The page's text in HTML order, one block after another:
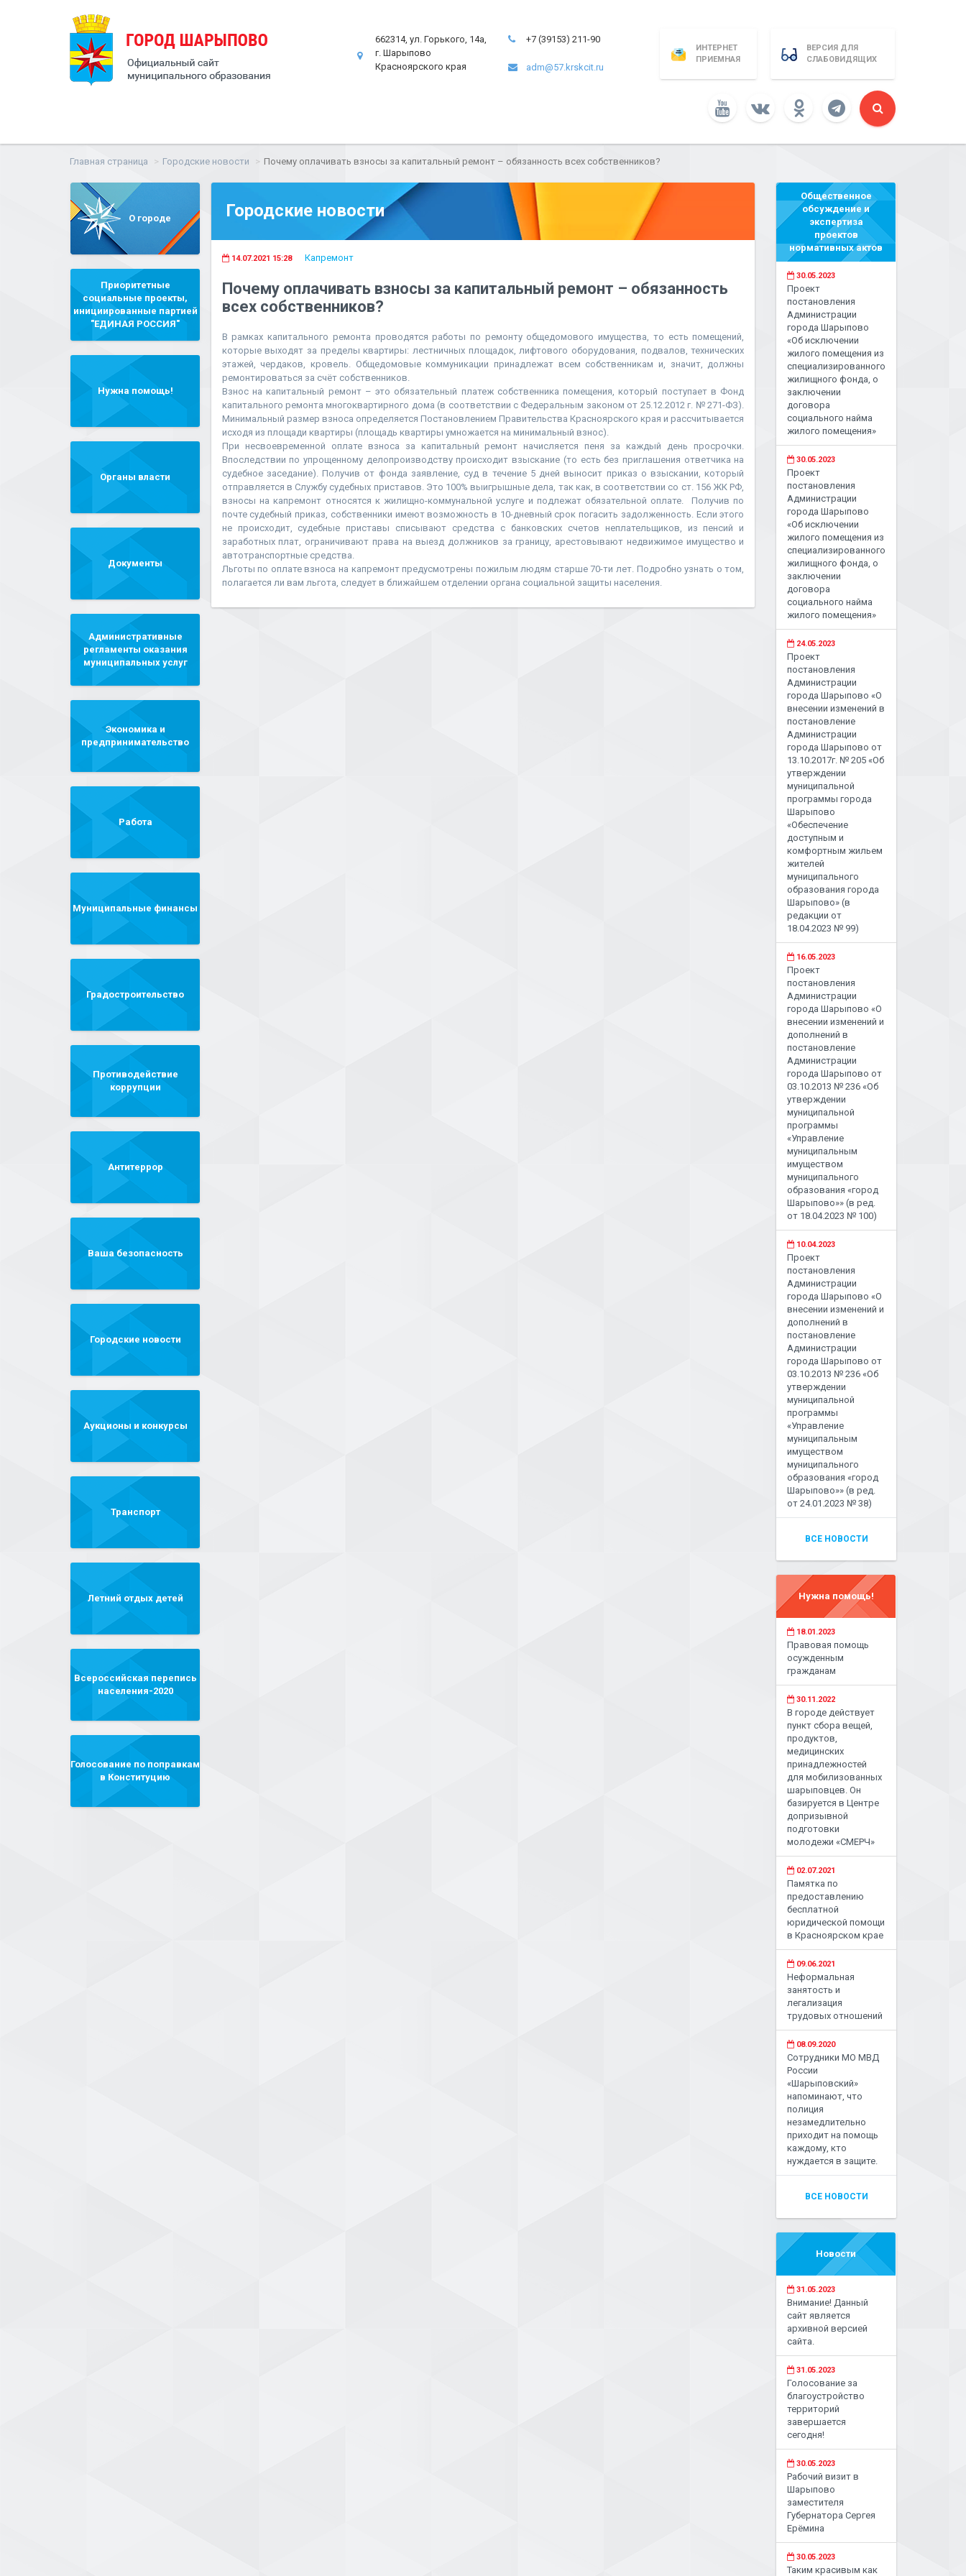
662314, ул. Горького, 14а,
г. Шарыпово
Красноярского края
+7 (39153) 211-90
adm@57.krskcit.ru
ИНТЕРНЕТ
ПРИЕМНАЯ
ВЕРСИЯ ДЛЯ
СЛАБОВИДЯЩИХ
Главная страница Городские новости Почему оплачивать взносы за капитальный ремонт – обязанность всех собственников?
О городе
Приоритетные
социальные проекты,
инициированные партией
"ЕДИНАЯ РОССИЯ"
Нужна помощь!
Органы власти
Документы
Административные
регламенты оказания
муниципальных услуг
Экономика и
предпринимательство
Работа
Муниципальные финансы
Градостроительство
Противодействие
коррупции
Антитеррор
Ваша безопасность
Городские новости
Аукционы и конкурсы
Транспорт
Летний отдых детей
Всероссийская перепись
населения-2020
Голосование по поправкам
в Конституцию
Городские новости
14.07.2021 15:28 Капремонт
Почему оплачивать взносы за капитальный ремонт – обязанность
всех собственников?
В рамках капитального ремонта проводятся работы по ремонту общедомового имущества, то есть помещений,
которые выходят за пределы квартиры: лестничных площадок, лифтового оборудования, подвалов, технических
этажей, чердаков, кровель. Общедомовые коммуникации принадлежат всем собственникам и, значит, должны
ремонтироваться за счёт собственников.
Взнос на капитальный ремонт – это обязательный платеж собственника помещения, который поступает в Фонд
капитального ремонта многоквартирного дома (в соответствии с Федеральным законом от 25.12.2012 г. № 271-ФЗ).
Минимальный размер взноса определяется Постановлением Правительства Красноярского края и рассчитывается
исходя из площади квартиры (площадь квартиры умножается на минимальный взнос).
При несвоевременной оплате взноса за капитальный ремонт начисляется пеня за каждый день просрочки.
Впоследствии по упрощенному делопроизводству происходит взыскание (то есть без приглашения ответчика на
судебное заседание). Получив от фонда заявление, суд в течение 5 дней выносит приказ о взыскании, который
отправляется в Службу судебных приставов. Это 100% выигрышные дела, так как, в соответствии со ст. 156 ЖК РФ,
взносы на капремонт относятся к жилищно-коммунальной услуге и подлежат обязательной оплате. Получив по
почте судебный приказ, собственники имеют возможность в 10-дневный срок погасить задолженность. Если этого
не происходит, судебные приставы списывают средства с банковских счетов неплательщиков, из пенсий и
заработных плат, ограничивают права на выезд должников за границу, арестовывают недвижимое имущество и
автотранспортные средства.
Льготы по оплате взноса на капремонт предусмотрены пожилым людям старше 70-ти лет. Подробно узнать о том,
полагается ли вам льгота, следует в ближайшем отделении органа социальной защиты населения.
Общественное
обсуждение и
экспертиза
проектов
нормативных актов
30.05.2023
Проект
постановления
Администрации
города Шарыпово
«Об исключении
жилого помещения из
специализированного
жилищного фонда, о
заключении
договора
социального найма
жилого помещения»
30.05.2023
Проект
постановления
Администрации
города Шарыпово
«Об исключении
жилого помещения из
специализированного
жилищного фонда, о
заключении
договора
социального найма
жилого помещения»
24.05.2023
Проект
постановления
Администрации
города Шарыпово «О
внесении изменений в
постановление
Администрации
города Шарыпово от
13.10.2017г. № 205 «Об
утверждении
муниципальной
программы города
Шарыпово
«Обеспечение
доступным и
комфортным жильем
жителей
муниципального
образования города
Шарыпово» (в
редакции от
18.04.2023 № 99)
16.05.2023
Проект
постановления
Администрации
города Шарыпово «О
внесении изменений и
дополнений в
постановление
Администрации
города Шарыпово от
03.10.2013 № 236 «Об
утверждении
муниципальной
программы
«Управление
муниципальным
имуществом
муниципального
образования «город
Шарыпово»» (в ред.
от 18.04.2023 № 100)
10.04.2023
Проект
постановления
Администрации
города Шарыпово «О
внесении изменений и
дополнений в
постановление
Администрации
города Шарыпово от
03.10.2013 № 236 «Об
утверждении
муниципальной
программы
«Управление
муниципальным
имуществом
муниципального
образования «город
Шарыпово»» (в ред.
от 24.01.2023 № 38)
ВСЕ НОВОСТИ
Нужна помощь!
18.01.2023
Правовая помощь
осужденным
гражданам
30.11.2022
В городе действует
пункт сбора вещей,
продуктов,
медицинских
принадлежностей
для мобилизованных
шарыповцев. Он
базируется в Центре
допризывной
подготовки
молодежи «СМЕРЧ»
02.07.2021
Памятка по
предоставлению
бесплатной
юридической помощи
в Красноярском крае
09.06.2021
Неформальная
занятость и
легализация
трудовых отношений
08.09.2020
Сотрудники МО МВД
России
«Шарыповский»
напоминают, что
полиция
незамедлительно
приходит на помощь
каждому, кто
нуждается в защите.
ВСЕ НОВОСТИ
Новости
31.05.2023
Внимание! Данный
сайт является
архивной версией
сайта.
31.05.2023
Голосование за
благоустройство
территорий
завершается
сегодня!
30.05.2023
Рабочий визит в
Шарыпово
заместителя
Губернатора Сергея
Ерёмина
30.05.2023
Таким красивым как